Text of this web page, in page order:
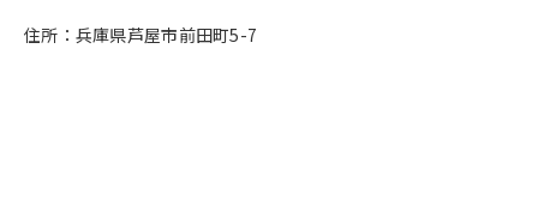
住所：兵庫県芦屋市前田町5-7